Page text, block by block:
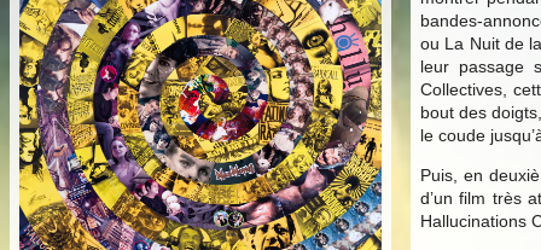
bandes-
ou La Nuit de
leur passage
Collectives,
bout des
le coude
Puis, en
d’un film très
Hallucinations